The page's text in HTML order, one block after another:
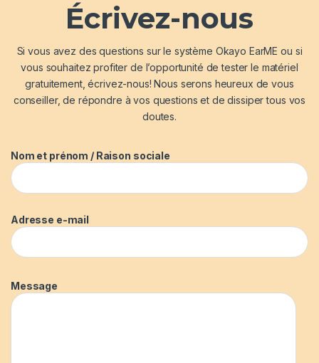
Écrivez-nous
Si vous avez des questions sur le système Okayo EarME ou si
vous souhaitez profiter de l’opportunité de tester le matériel
gratuitement, écrivez-nous! Nous serons heureux de vous
conseiller, de répondre à vos questions et de dissiper tous vos
doutes.
Nom et prénom / Raison sociale
Adresse e-mail
Message